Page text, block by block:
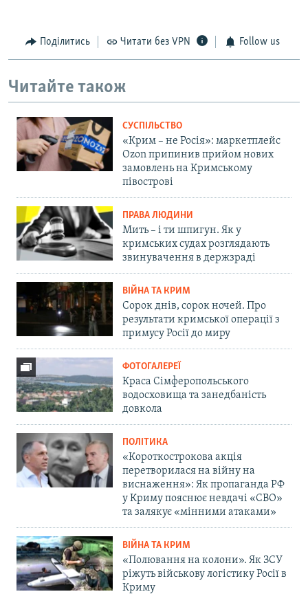
Поділитись Читати без VPN Follow us
Читайте також
СУСПІЛЬСТВО
«Крим – не Росія»: маркетплейс
Ozon припинив прийом нових
замовлень на Кримському
півострові
ПРАВА ЛЮДИНИ
Мить – і ти шпигун. Як у
кримських судах розглядають
звинувачення в держзраді
ВІЙНА ТА КРИМ
Сорок днів, сорок ночей. Про
результати кримської операції з
примусу Росії до миру
ФОТОГАЛЕРЕЇ
Краса Сімферопольського
водосховища та занедбаність
довкола
ПОЛІТИКА
«Короткострокова акція
перетворилася на війну на
виснаження»: Як пропаганда РФ
у Криму пояснює невдачі «СВО»
та залякує «мінними атаками»
ВІЙНА ТА КРИМ
«Полювання на колони». Як ЗСУ
ріжуть військову логістику Росії в
Криму